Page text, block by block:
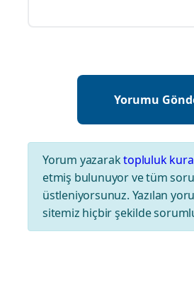
Yorum yazaraktopluluk
etmiş bulunuyor ve tüm
üstleniyorsunuz. Yazılan
sitemiz hiçbir şekilde